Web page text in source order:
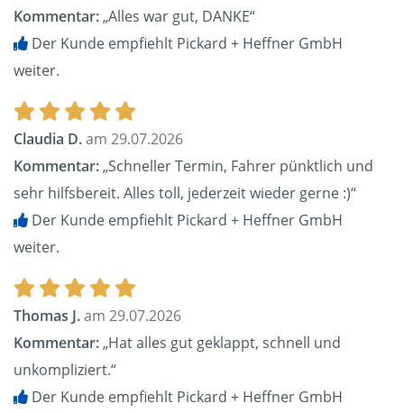
Kommentar:„Alles war gut, DANKE“
Der Kunde empfiehlt Pickard + Heffner GmbH
weiter.
Claudia D.am 29.07.2026
Kommentar:„Schneller Termin, Fahrer pünktlich und
sehr hilfsbereit. Alles toll, jederzeit wieder gerne :)“
Der Kunde empfiehlt Pickard + Heffner GmbH
weiter.
Thomas J.am 29.07.2026
Kommentar:„Hat alles gut geklappt, schnell und
unkompliziert.“
Der Kunde empfiehlt Pickard + Heffner GmbH